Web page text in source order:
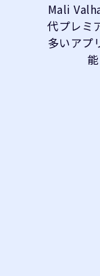
Mali
代プレミ
多いアプ